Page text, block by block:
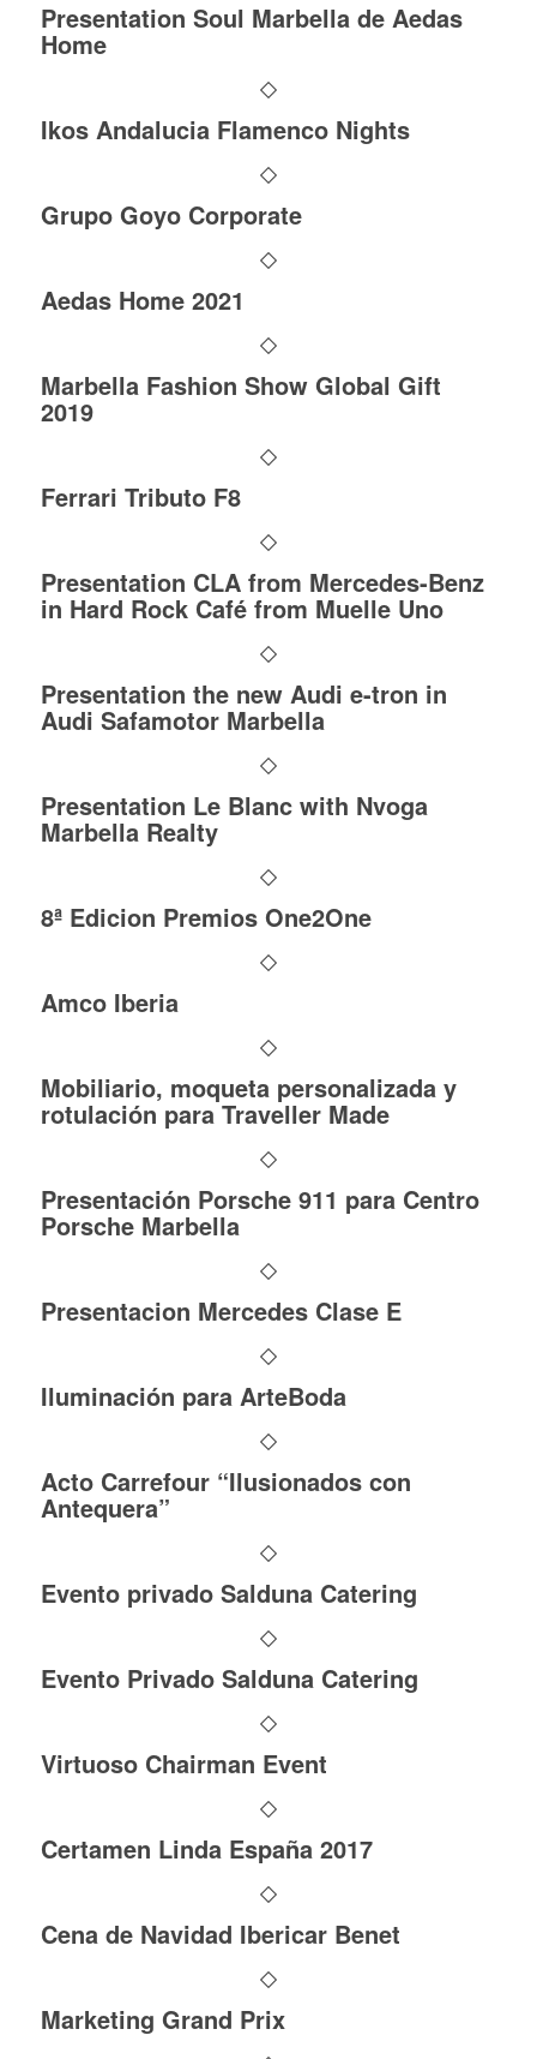
Presentation Soul Marbella de Aedas
Home
Ikos Andalucia Flamenco Nights
Grupo Goyo Corporate
Aedas Home 2021
Marbella Fashion Show Global Gift
2019
Ferrari Tributo F8
Presentation CLA from Mercedes-Benz
in Hard Rock Café from Muelle Uno
Presentation the new Audi e-tron in
Audi Safamotor Marbella
Presentation Le Blanc with Nvoga
Marbella Realty
8ª Edicion Premios One2One
Amco Iberia
Mobiliario, moqueta personalizada y
rotulación para Traveller Made
Presentación Porsche 911 para Centro
Porsche Marbella
Presentacion Mercedes Clase E
Iluminación para ArteBoda
Acto Carrefour “Ilusionados con
Antequera”
Evento privado Salduna Catering
Evento Privado Salduna Catering
Virtuoso Chairman Event
Certamen Linda España 2017
Cena de Navidad Ibericar Benet
Marketing Grand Prix